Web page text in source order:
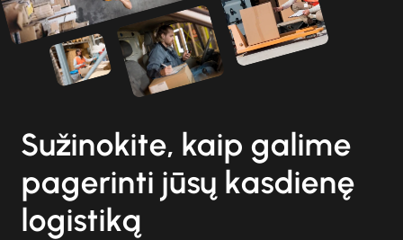
Sužinokite, kaip galime
pagerinti jūsų kasdienę
logistiką